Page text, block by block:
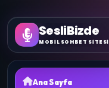
SesliBizde
MOBİL SOHBET SİTESİ
Ana Sayfa